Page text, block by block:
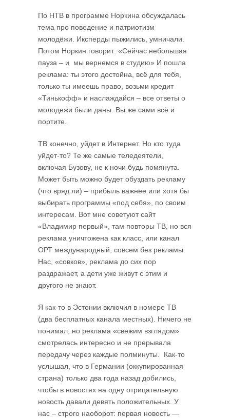
По НТВ в программе Норкина обсуждалась
тема про поведение и патриотизм
молодёжи. Иксперды пыжились, умничали.
Потом Норкин говорит: «Сейчас небольшая
пауза – и мы вернемся в студию» И пошла
реклама: ты этого достойна, всё для тебя,
только ты имеешь право, возьми кредит
«Тинькофф» и наслаждайся – все ответы о
молодежи были даны. Вы же сами всё и
портите.
ТВ конечно, уйдет в Интернет. Но кто туда
уйдет-то? Те же самые теледеятели,
включая Бузову, не к ночи будь помянута.
Может быть можно будет обуздать рекламу
(что вряд ли) – прибыль важнее или хотя бы
выбирать программы «под себя», по своим
интересам. Вот мне советуют сайт
«Владимир первый», там повторы ТВ, но вся
реклама уничтожена как класс, или канал
ОРТ международный, совсем без рекламы.
Нас, «совков», реклама до сих пор
раздражает, а дети уже живут с этим и
другого не знают.
Я как-то в Эстонии включил в номере ТВ
(два бесплатных канала местных). Ничего не
понимал, но реклама «свежим взглядом»
смотрелась интересно и не прерывала
передачу через каждые полминуты. Как-то
услышал, что в Германии (оккупированная
страна) только два года назад добились,
чтобы в новостях на одну отрицательную
новость давали девять положительных. У
нас – строго наоборот: первая новость —